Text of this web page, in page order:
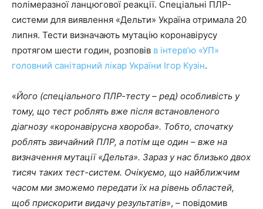
полімеразної ланцюгової реакції. Спеціальні ПЛР-
системи для виявлення «Дельти» Україна отримала 20
липня. Тести визначають мутацію коронавірусу
протягом шести годин, розповів в інтерв’ю «УП»
головний санітарний лікар України Ігор Кузін.
«Його (спеціального ПЛР-тесту – ред) особливість у
тому, що тест роблять вже після встановленого
діагнозу «коронавірусна хвороба». Тобто, спочатку
роблять звичайний ПЛР, а потім ще один – вже на
визначення мутації «Дельта». Зараз у нас близько двох
тисяч таких тест-систем. Очікуємо, що найближчим
часом ми зможемо передати їх на рівень областей,
щоб прискорити видачу результатів», – повідомив